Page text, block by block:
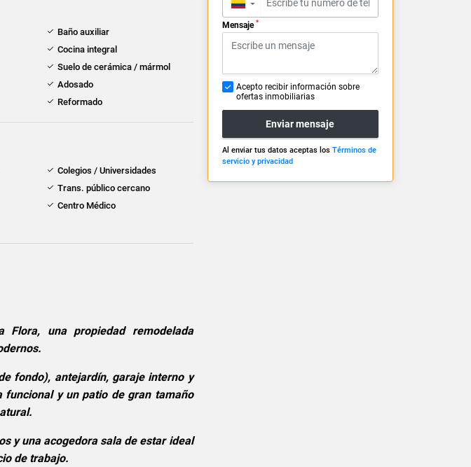
Baño auxiliar
Cocina integral
Suelo de cerámica / mármol
Adosado
Reformado
Colegios / Universidades
Trans. público cercano
Centro Médico
una propiedad remodelada
fondo), antejardín, garaje interno y
funcional y un patio de gran tamaño
y una acogedora sala de estar ideal
de trabajo.
▼
Mensaje *
Acepto recibir información sobre
ofertas inmobiliarias
Enviar mensaje
Al enviar tus datos aceptas los Términos de
servicio y privacidad